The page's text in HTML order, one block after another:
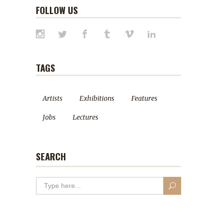
FOLLOW US
TAGS
Artists Exhibitions Features
Jobs Lectures
SEARCH